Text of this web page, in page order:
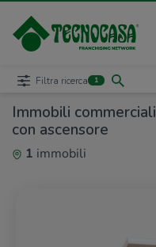
Immobili
con ascensore
1 immobili
Filtra ricerca 1